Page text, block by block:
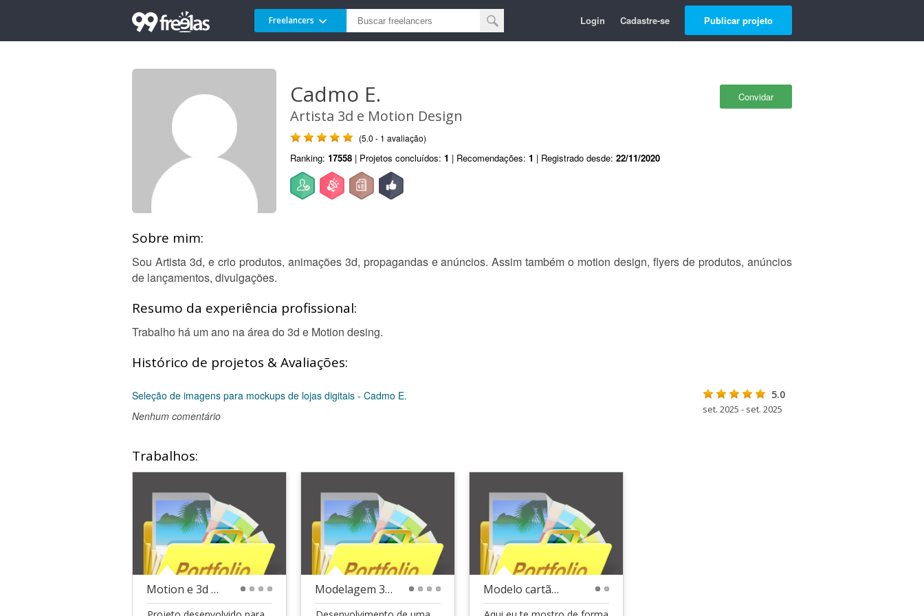
Freelancers Login Cadastre-se Publicar projeto
Convidar
Cadmo E.
Artista 3d e Motion Design
(5.0 - 1 avaliação)
Ranking: 17558 | Projetos concluídos: 1 | Recomendações: 1 | Registrado desde: 22/11/2020
Sobre mim:
Sou Artista 3d, e crio produtos, animações 3d, propagandas e anúncios. Assim também o motion design, flyers de produtos, anúncios
de lançamentos, divulgações.
Resumo da experiência profissional:
Trabalho há um ano na área do 3d e Motion desing.
Histórico de projetos & Avaliações:
Seleção de imagens para mockups de lojas digitais - Cadmo E.
Nenhum comentário
5.0
set. 2025 - set. 2025
Trabalhos:
Motion e 3d de creme. Modelagem 3d Redbull Modelo cartão de crédito